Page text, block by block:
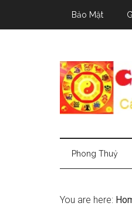
Bảo Mật
Phong Thuỷ
You are here: